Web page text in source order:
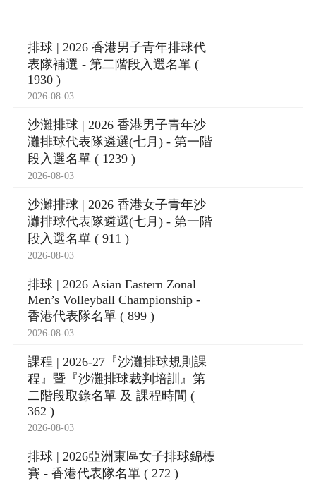
排球 | 2026 香港男子青年排球代
表隊補選 - 第二階段入選名單 (
1930 )
2026-08-03
沙灘排球 | 2026 香港男子青年沙
灘排球代表隊遴選(七月) - 第一階
段入選名單 ( 1239 )
2026-08-03
沙灘排球 | 2026 香港女子青年沙
灘排球代表隊遴選(七月) - 第一階
段入選名單 ( 911 )
2026-08-03
排球 | 2026 Asian Eastern Zonal
Men’s Volleyball Championship -
香港代表隊名單 ( 899 )
2026-08-03
課程 | 2026-27『沙灘排球規則課
程』暨『沙灘排球裁判培訓』第
二階段取錄名單 及 課程時間 (
362 )
2026-08-03
排球 | 2026亞洲東區女子排球錦標
賽 - 香港代表隊名單 ( 272 )